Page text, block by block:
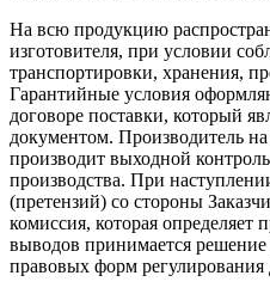
На всю продукцию
изготовителя, при условии
транспортировки, хранения,
Гарантийные условия
договоре поставки, который
документом. Производитель
производит выходной
производства. При
(претензий) со стороны
комиссия, которая
выводов принимается
правовых форм регулирования